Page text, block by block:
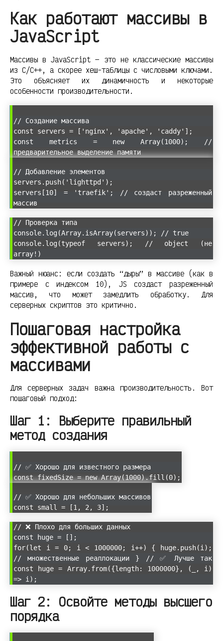
Как работают массивы в
JavaScript
Массивы в JavaScript — это не классические массивы
из C/C++, а скорее хеш-таблицы с числовыми ключами.
Это объясняет их динамичность и некоторые
особенности производительности.
// Создание массива
const servers = ['nginx', 'apache', 'caddy'];
const metrics = new Array(1000); //
предварительное выделение памяти
// Добавление элементов
servers.push('lighttpd');
servers[10] = 'traefik'; // создаст разреженный
массив
// Проверка типа
console.log(Array.isArray(servers)); // true
console.log(typeof servers); // object (не
array!)
Важный нюанс: если создать “дыры” в массиве (как в
примере с индексом 10), JS создаст разреженный
массив, что может замедлить обработку. Для
серверных скриптов это критично.
Пошаговая настройка
эффективной работы с
массивами
Для серверных задач важна производительность. Вот
пошаговый подход:
Шаг 1: Выберите правильный
метод создания
// ✅ Хорошо для известного размера
const fixedSize = new Array(1000).fill(0);
// ✅ Хорошо для небольших массивов
const small = [1, 2, 3];
// ❌ Плохо для больших данных
const huge = [];
for(let i = 0; i < 1000000; i++) { huge.push(i);
// множественные реаллокации } // ✅ Лучше так
const huge = Array.from({length: 1000000}, (_, i)
=> i);
Шаг 2: Освойте методы высшего
порядка